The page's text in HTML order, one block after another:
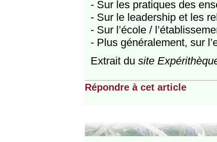
- Sur les pratiques des
- Sur le leadership et les
- Sur l’école /
- Plus généralement, sur
Extrait du site
Répondre à cet article